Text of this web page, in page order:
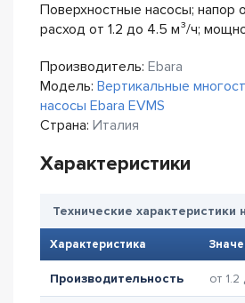
Поверхностные насосы; напор
расход от 1.2 до 4.5 м³/ч;
Производитель: Ebara
Модель: Вертикальные
насосы Ebara EVMS
Страна: Италия
Характеристики
Технические характеристики
Характеристика
Производительность от